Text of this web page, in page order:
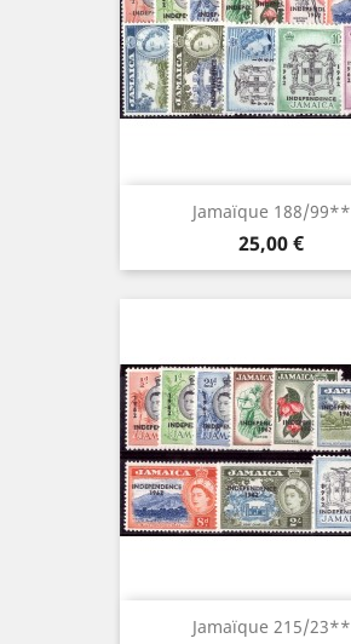
Jamaïque 188/99**
Prix
25,00 €
Jamaïque 215/23**